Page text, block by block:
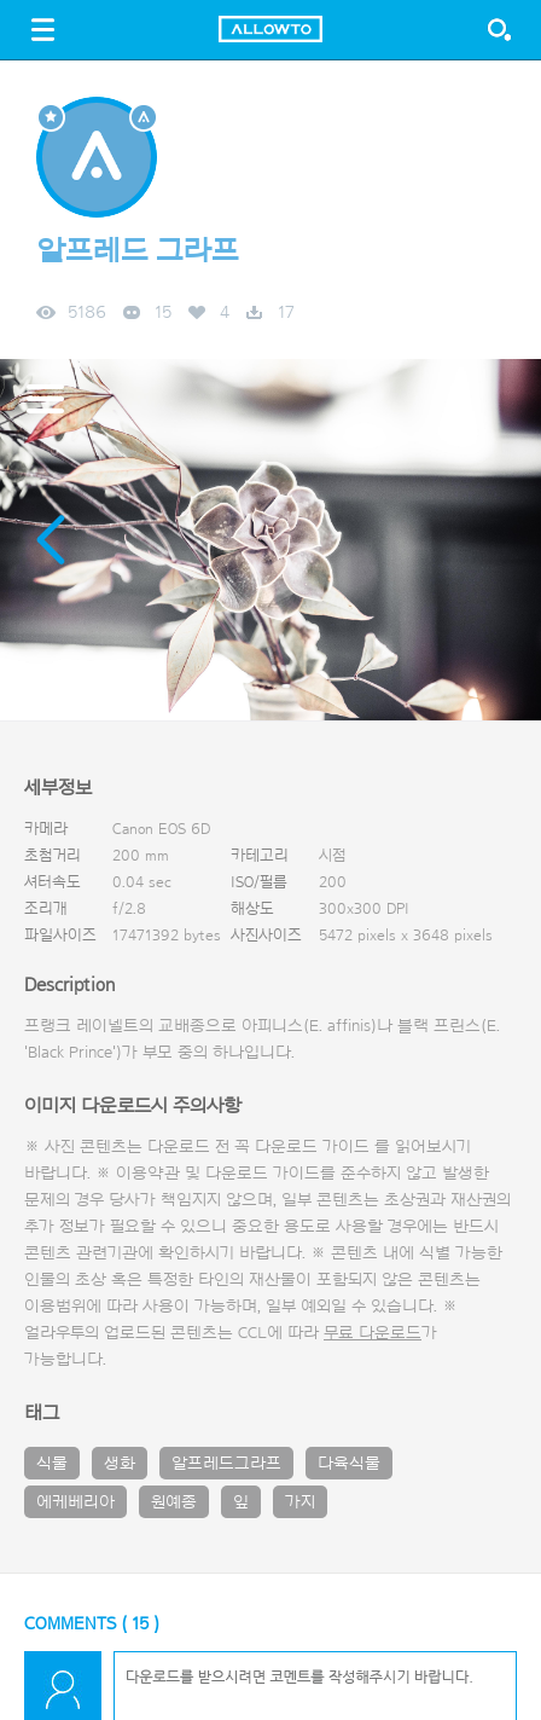
FREE DOWNLOAD
알프레드 그라프
5186 15 4 17
세부정보
카메라
Canon EOS 6D
초첨거리
200 mm 카테고리
시점
셔터속도
0.04 sec ISO/필름
200
조리개
f/2.8 해상도
300x300 DPI
파일사이즈
17471392 bytes 사진사이즈 5472 pixels x 3648 pixels
Description
프랭크 레이넬트의 교배종으로 아피니스(E. affinis)나 블랙 프린스(E.
'Black Prince')가 부모 중의 하나입니다.
이미지 다운로드시 주의사항
※ 사진 콘텐츠는 다운로드 전 꼭 다운로드 가이드 를 읽어보시기
바랍니다. ※ 이용약관 및 다운로드 가이드를 준수하지 않고 발생한
문제의 경우 당사가 책임지지 않으며, 일부 콘텐츠는 초상권과 재산권의
추가 정보가 필요할 수 있으니 중요한 용도로 사용할 경우에는 반드시
콘텐츠 관련기관에 확인하시기 바랍니다. ※ 콘텐츠 내에 식별 가능한
인물의 초상 혹은 특정한 타인의 재산물이 포함되지 않은 콘텐츠는
이용범위에 따라 사용이 가능하며, 일부 예외일 수 있습니다. ※
얼라우투의 업로드된 콘텐츠는 CCL에 따라 무료 다운로드가
가능합니다.
태그
식물 생화 알프레드그라프 다육식물
에케베리아 원예종 잎 가지
COMMENTS ( 15)